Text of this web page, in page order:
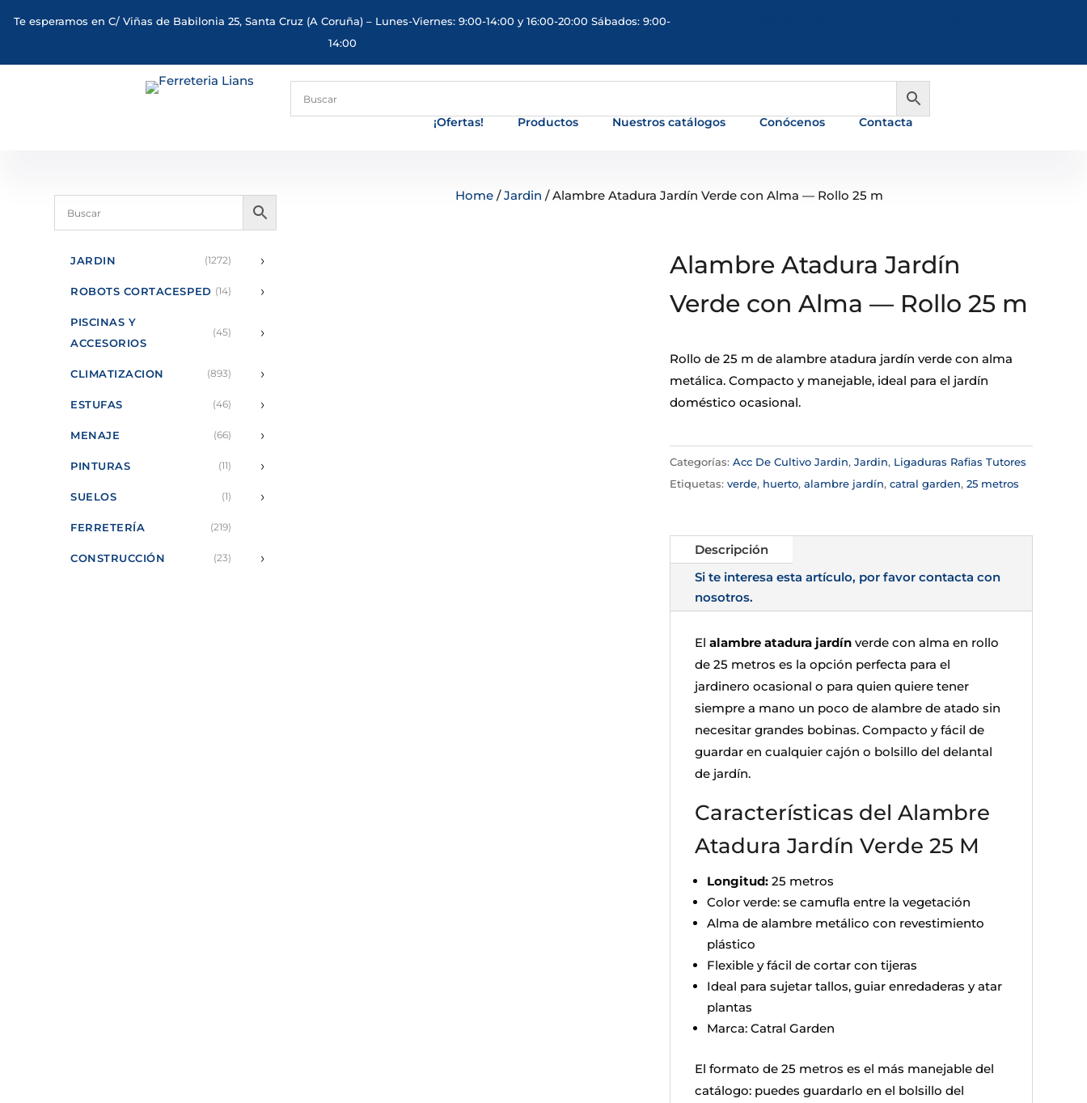
Te esperamos en C/ Viñas de Babilonia 25, Santa Cruz (A Coruña) – Lunes-Viernes: 9:00-14:00 y 16:00-20:00 Sábados: 9:00-
14:00
¡Ofertas! Productos Nuestros catálogos Conócenos Contacta
JARDIN (1272) ›
ROBOTS CORTACESPED (14) ›
PISCINAS Y
ACCESORIOS
(45) ›
CLIMATIZACION (893) ›
ESTUFAS (46) ›
MENAJE (66) ›
PINTURAS (11) ›
SUELOS (1) ›
FERRETERÍA (219)
CONSTRUCCIÓN (23) ›
Home /Jardin / Alambre Atadura Jardín Verde con Alma — Rollo 25 m
Alambre Atadura Jardín
Verde con Alma — Rollo 25 m
Rollo de 25 m de alambre atadura jardín verde con alma
metálica. Compacto y manejable, ideal para el jardín
doméstico ocasional.
Categorías: Acc De Cultivo Jardin, Jardin, Ligaduras Rafias Tutores
Etiquetas: verde, huerto, alambre jardín, catral garden, 25 metros
Descripción
Si te interesa esta artículo, por favor contacta con
nosotros.
El alambre atadura jardínverde con alma en rollo
de 25 metros es la opción perfecta para el
jardinero ocasional o para quien quiere tener
siempre a mano un poco de alambre de atado sin
necesitar grandes bobinas. Compacto y fácil de
guardar en cualquier cajón o bolsillo del delantal
de jardín.
Características del Alambre
Atadura Jardín Verde 25 M
Longitud:25 metros
Color verde: se camufla entre la vegetación
Alma de alambre metálico con revestimiento
plástico
Flexible y fácil de cortar con tijeras
Ideal para sujetar tallos, guiar enredaderas y atar
plantas
Marca: Catral Garden
El formato de 25 metros es el más manejable del
catálogo: puedes guardarlo en el bolsillo del